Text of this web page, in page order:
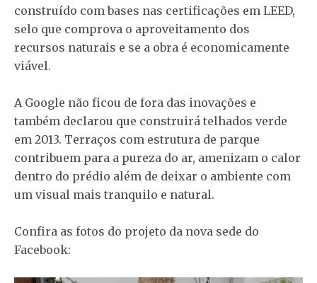
construído com bases nas certificações em LEED,
selo que comprova o aproveitamento dos
recursos naturais e se a obra é economicamente
viável.
A Google não ficou de fora das inovações e
também declarou que construirá telhados verde
em 2013. Terraços com estrutura de parque
contribuem para a pureza do ar, amenizam o calor
dentro do prédio além de deixar o ambiente com
um visual mais tranquilo e natural.
Confira as fotos do projeto da nova sede do
Facebook: